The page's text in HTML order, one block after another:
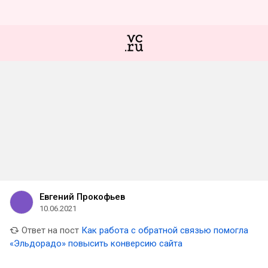
Евгений Прокофьев
10.06.2021
Ответ на пост Как работа с обратной связью помогла
«Эльдорадо» повысить конверсию сайта